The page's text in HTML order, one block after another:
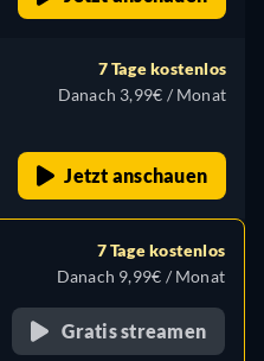
7 Tage kostenlos
Danach 3,99€ / Monat
Jetzt anschauen
7 Tage kostenlos
Danach 9,99€ / Monat
Gratis streamen